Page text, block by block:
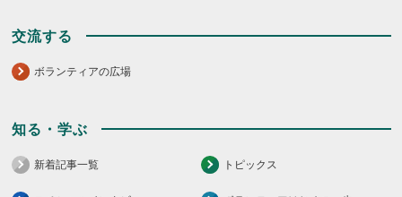
交流する
ボランティアの広場
知る・学ぶ
新着記事一覧 トピックス